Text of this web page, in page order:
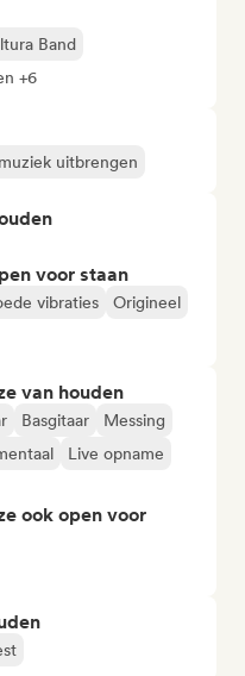
Band
+6
uitbrengen
voor staan
vibraties
Origineel
van houden
Basgitaar
Messing
Live opname
ook open voor